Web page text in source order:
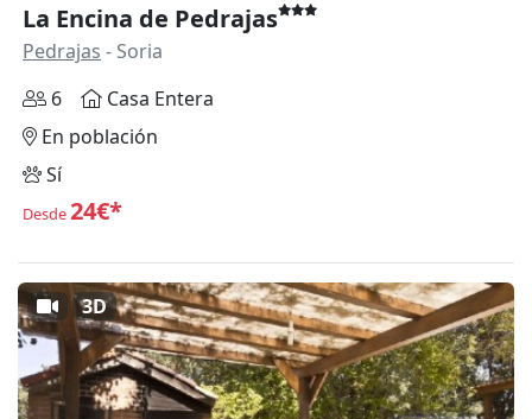
La Encina de Pedrajas
Pedrajas - Soria
6
Casa Entera
En población
Sí
Desde24€*
3D